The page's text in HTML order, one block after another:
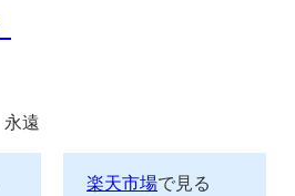
遠
楽天市場で見る